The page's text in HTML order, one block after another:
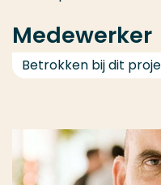
Medewerker
Betrokken bij dit